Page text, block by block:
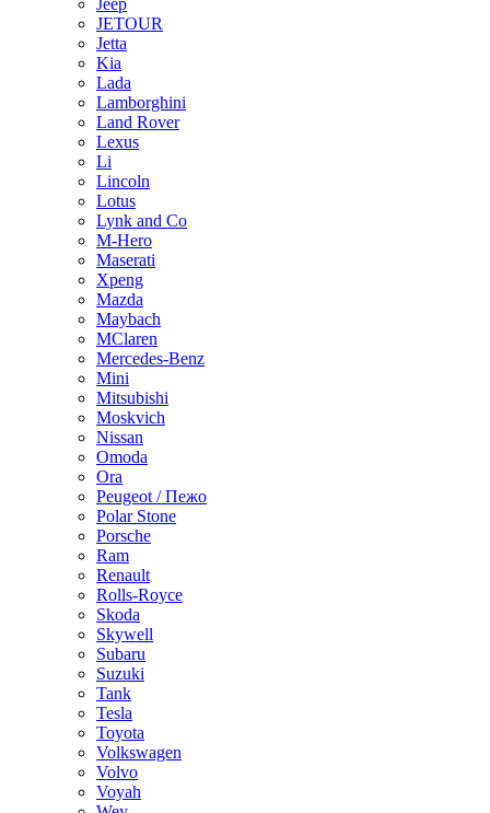
Jeep
JETOUR
Jetta
Kia
Lada
Lamborghini
Land Rover
Lexus
Li
Lincoln
Lotus
Lynk and Co
M-Hero
Maserati
Xpeng
Mazda
Maybach
MClaren
Mercedes-Benz
Mini
Mitsubishi
Moskvich
Nissan
Omoda
Ora
Peugeot / Пежо
Polar Stone
Porsche
Ram
Renault
Rolls-Royce
Skoda
Skywell
Subaru
Suzuki
Tank
Tesla
Toyota
Volkswagen
Volvo
Voyah